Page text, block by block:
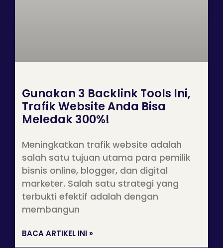
Gunakan 3 Backlink Tools Ini,
Trafik Website Anda Bisa
Meledak 300%!
Meningkatkan trafik website adalah
salah satu tujuan utama para pemilik
bisnis online, blogger, dan digital
marketer. Salah satu strategi yang
terbukti efektif adalah dengan
membangun
BACA ARTIKEL INI »